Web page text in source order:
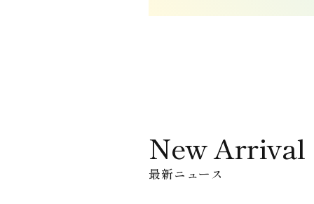
New Arrival
最新ニュース